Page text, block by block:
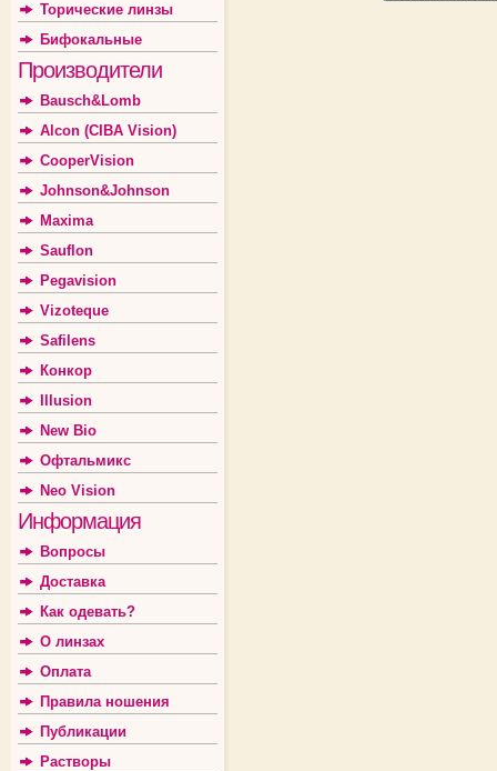
Торические линзы
Бифокальные
Производители
Bausch&Lomb
Alcon (CIBA Vision)
CooperVision
Johnson&Johnson
Maxima
Sauflon
Pegavision
Vizoteque
Safilens
Конкор
Illusion
New Bio
Офтальмикс
Neo Vision
Информация
Вопросы
Доставка
Как одевать?
О линзах
Оплата
Правила ношения
Публикации
Растворы